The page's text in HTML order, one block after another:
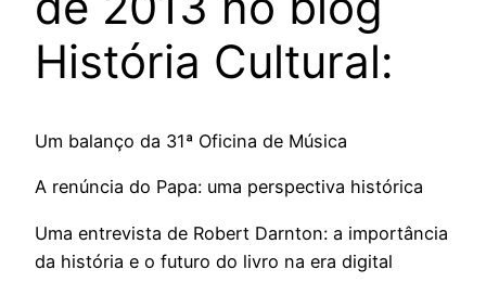
História Cultural:
Um balanço da 31ª Oficina de Música
A renúncia do Papa: uma perspectiva histórica
Uma entrevista de Robert Darnton: a importância
da história e o futuro do livro na era digital